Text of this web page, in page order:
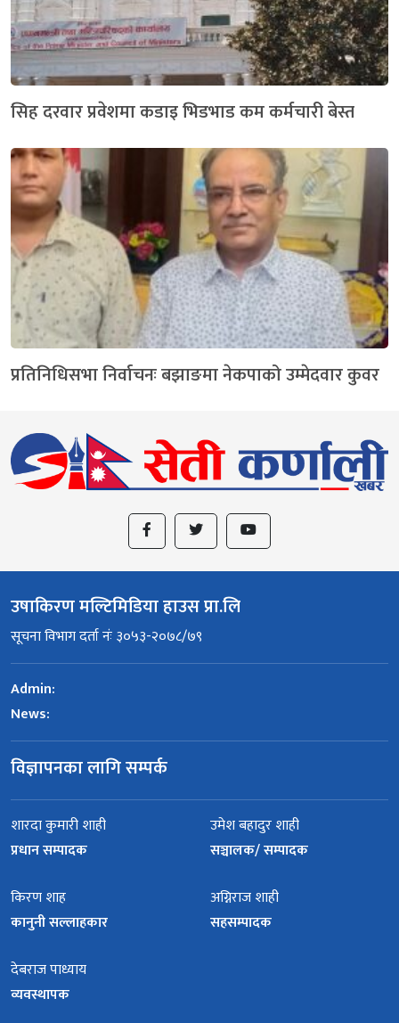
सिह दरवार प्रवेशमा कडाइ भिडभाड कम कर्मचारी बेस्त
प्रतिनिधिसभा निर्वाचनः बझाङमा नेकपाको उम्मेदवार कुवर
उषाकिरण मल्टिमिडिया हाउस प्रा.लि
सूचना विभाग दर्ता नंः ३०५३-२०७८/७९
Admin:
News:
विज्ञापनका लागि सम्पर्क
शारदा कुमारी शाही
प्रधान सम्पादक
उमेश बहादुर शाही
सञ्चालक/ सम्पादक
किरण शाह
कानुनी सल्लाहकार
अग्निराज शाही
सहसम्पादक
देबराज पाध्याय
व्यवस्थापक